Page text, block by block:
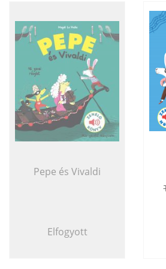
Pepe és Vivaldi
Elfogyott